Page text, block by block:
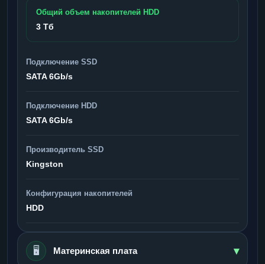
Общий объем накопителей HDD
3 Тб
Подключение SSD
SATA 6Gb/s
Подключение HDD
SATA 6Gb/s
Производитель SSD
Kingston
Конфигурация накопителей
HDD
🖥️ Материнская плата ▾